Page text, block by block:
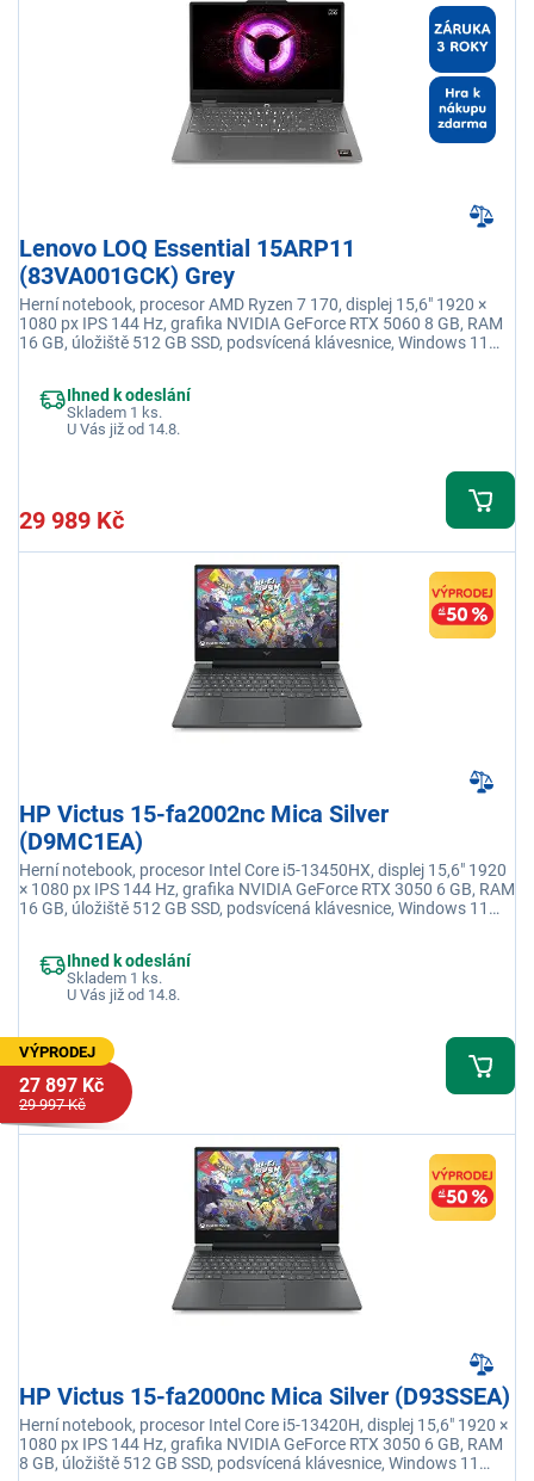
Lenovo LOQ Essential 15ARP11
(83VA001GCK) Grey
Herní notebook, procesor AMD Ryzen 7 170, displej 15,6" 1920 ×
1080 px IPS 144 Hz, grafika NVIDIA GeForce RTX 5060 8 GB, RAM
16 GB, úložiště 512 GB SSD, podsvícená klávesnice, Windows 11
Ihned k odeslání
Skladem 1 ks.
U Vás již od 14.8.
29 989 Kč
HP Victus 15-fa2002nc Mica Silver
(D9MC1EA)
Herní notebook, procesor Intel Core i5-13450HX, displej 15,6" 1920
× 1080 px IPS 144 Hz, grafika NVIDIA GeForce RTX 3050 6 GB, RAM
16 GB, úložiště 512 GB SSD, podsvícená klávesnice, Windows 11
Ihned k odeslání
Skladem 1 ks.
U Vás již od 14.8.
VÝPRODEJ
27 897 Kč
29 997 Kč
HP Victus 15-fa2000nc Mica Silver (D93SSEA)
Herní notebook, procesor Intel Core i5-13420H, displej 15,6" 1920 ×
1080 px IPS 144 Hz, grafika NVIDIA GeForce RTX 3050 6 GB, RAM
8 GB, úložiště 512 GB SSD, podsvícená klávesnice, Windows 11